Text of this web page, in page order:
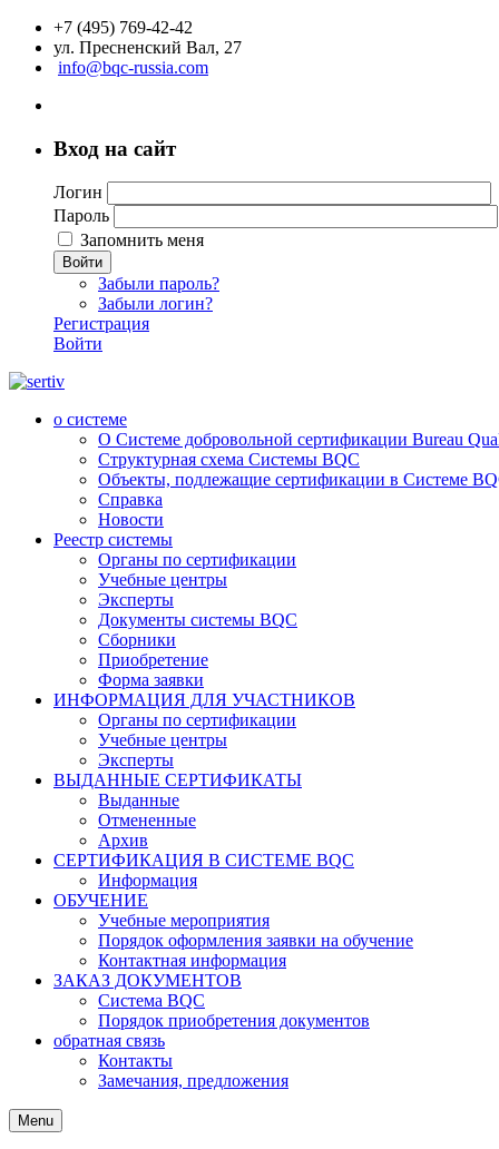
+7 (495) 769-42-42
ул. Пресненский Вал, 27
info@bqc-russia.com
Вход на сайт
Логин
Пароль
Запомнить меня
Войти
Забыли пароль?
Забыли логин?
Регистрация
Войти
о системе
О Системе добровольной сертификации Bureau
Структурная схема Системы BQC
Объекты, подлежащие сертификации в Системе
Справка
Новости
Реестр системы
Органы по сертификации
Учебные центры
Эксперты
Документы системы BQC
Сборники
Приобретение
Форма заявки
ИНФОРМАЦИЯ ДЛЯ УЧАСТНИКОВ
Органы по сертификации
Учебные центры
Эксперты
ВЫДАННЫЕ СЕРТИФИКАТЫ
Выданные
Отмененные
Архив
СЕРТИФИКАЦИЯ В СИСТЕМЕ BQC
Информация
ОБУЧЕНИЕ
Учебные мероприятия
Порядок оформления заявки на обучение
Контактная информация
ЗАКАЗ ДОКУМЕНТОВ
Система BQC
Порядок приобретения документов
обратная связь
Контакты
Замечания, предложения
Menu